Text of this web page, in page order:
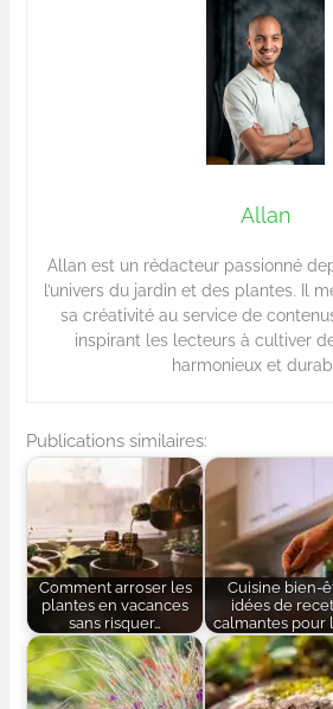
Allan
Allan est un rédacteur passionné
l’univers du jardin et des plantes. Il
sa créativité au service de
inspirant les lecteurs à cultiver
harmonieux et
Publications similaires:
Comment arroser les
plantes en vacances
sans risquer…
Cuisine bien-
idées de
calmantes pour